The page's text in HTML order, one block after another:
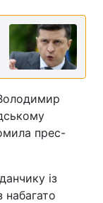
прес-
із